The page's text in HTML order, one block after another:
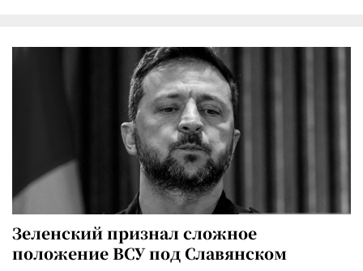
Зеленский признал сложное
положение ВСУ под Славянском